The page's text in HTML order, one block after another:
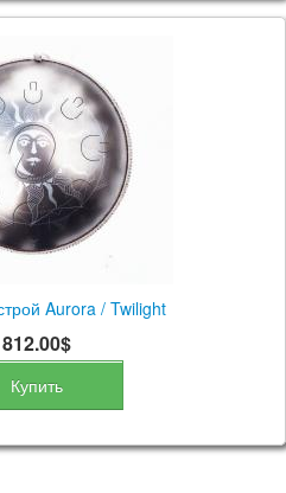
Aurora / Twilight
812.00$
Купить